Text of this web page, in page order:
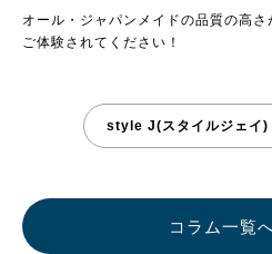
オール・ジャパンメイドの品質の高
ご体験されてください！
style J(スタイルジェイ)
コラム一覧